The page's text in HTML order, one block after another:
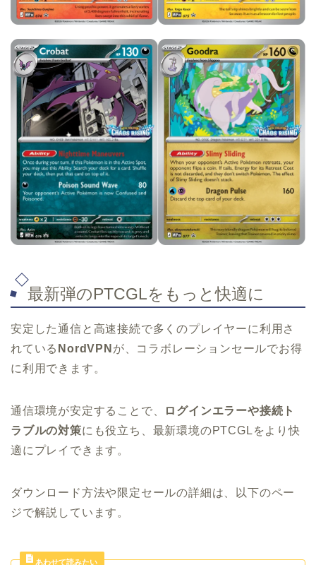
最新弾のPTCGLをもっと快適に
安定した通信と高速接続で多くのプレイヤーに利用さ
れている NordVPN が、コラボレーションセールでお得
に利用できます。
通信環境が安定することで、
ログインエラーや接続ト
ラブルの対策にも役立ち、最新環境のPTCGLをより快
適にプレイできます。
ダウンロード方法や限定セールの詳細は、以下のペー
ジで解説しています。